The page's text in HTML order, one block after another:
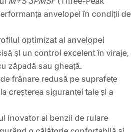
anvelopei în condiții de
optimizat al anvelopei
și un control excelent în viraje,
zăpadă sau gheață.
frânare redusă pe suprafețe
creșterea siguranței tale și a
inovator al benzii de rulare